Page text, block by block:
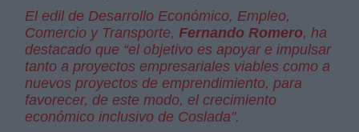
El edil de Desarrollo Económico, Empleo,
Comercio y Transporte,Fernando Romero, ha
destacado que “el objetivo es apoyar e impulsar
tanto a proyectos empresariales viables como a
nuevos proyectos de emprendimiento, para
favorecer, de este modo, el crecimiento
económico inclusivo de Coslada".